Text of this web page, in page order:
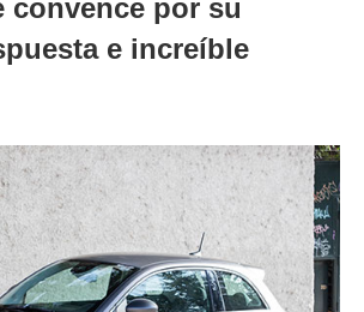
convence por su
e increíble